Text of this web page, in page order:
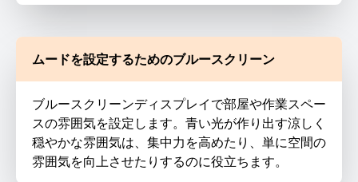
ムードを設定するためのブルースクリーン
ブルースクリーンディスプレイで部屋や作業スペー
スの雰囲気を設定します。青い光が作り出す涼しく
穏やかな雰囲気は、集中力を高めたり、単に空間の
雰囲気を向上させたりするのに役立ちます。